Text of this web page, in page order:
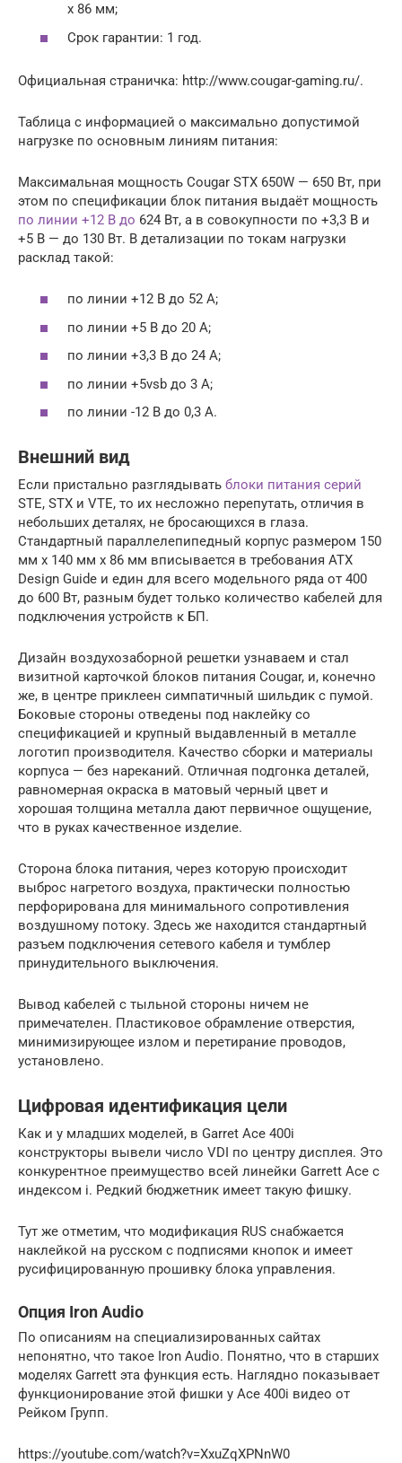
x 86 мм;
Срок гарантии: 1 год.
Официальная страничка: http://www.cougar-gaming.ru/.
Таблица с информацией о максимально допустимой
нагрузке по основным линиям питания:
Максимальная мощность Cougar STX 650W — 650 Вт, при
этом по спецификации блок питания выдаёт мощность
по линии +12 В до 624 Вт, а в совокупности по +3,3 В и
+5 В — до 130 Вт. В детализации по токам нагрузки
расклад такой:
по линии +12 В до 52 А;
по линии +5 В до 20 А;
по линии +3,3 В до 24 А;
по линии +5vsb до 3 А;
по линии -12 В до 0,3 А.
Внешний вид
Если пристально разглядывать блоки питания серий
STE, STX и VTE, то их несложно перепутать, отличия в
небольших деталях, не бросающихся в глаза.
Стандартный параллелепипедный корпус размером 150
мм x 140 мм x 86 мм вписывается в требования ATX
Design Guide и един для всего модельного ряда от 400
до 600 Вт, разным будет только количество кабелей для
подключения устройств к БП.
Дизайн воздухозаборной решетки узнаваем и стал
визитной карточкой блоков питания Cougar, и, конечно
же, в центре приклеен симпатичный шильдик с пумой.
Боковые стороны отведены под наклейку со
спецификацией и крупный выдавленный в металле
логотип производителя. Качество сборки и материалы
корпуса — без нареканий. Отличная подгонка деталей,
равномерная окраска в матовый черный цвет и
хорошая толщина металла дают первичное ощущение,
что в руках качественное изделие.
Сторона блока питания, через которую происходит
выброс нагретого воздуха, практически полностью
перфорирована для минимального сопротивления
воздушному потоку. Здесь же находится стандартный
разъем подключения сетевого кабеля и тумблер
принудительного выключения.
Вывод кабелей с тыльной стороны ничем не
примечателен. Пластиковое обрамление отверстия,
минимизирующее излом и перетирание проводов,
установлено.
Цифровая идентификация цели
Как и у младших моделей, в Garret Ace 400i
конструкторы вывели число VDI по центру дисплея. Это
конкурентное преимущество всей линейки Garrett Ace с
индексом i. Редкий бюджетник имеет такую фишку.
Тут же отметим, что модификация RUS снабжается
наклейкой на русском с подписями кнопок и имеет
русифицированную прошивку блока управления.
Опция Iron Audio
По описаниям на специализированных сайтах
непонятно, что такое Iron Audio. Понятно, что в старших
моделях Garrett эта функция есть. Наглядно показывает
функционирование этой фишки у Ace 400i видео от
Рейком Групп.
https://youtube.com/watch?v=XxuZqXPNnW0